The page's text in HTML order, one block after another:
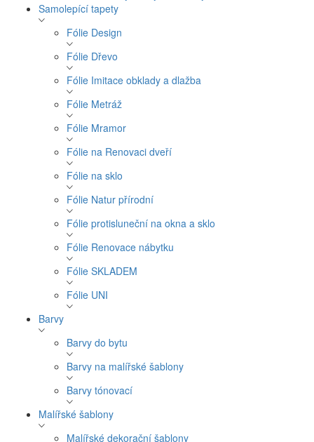
Samolepící tapety
Fólie Design
Fólie Dřevo
Fólie Imitace obklady a dlažba
Fólie Metráž
Fólie Mramor
Fólie na Renovaci dveří
Fólie na sklo
Fólie Natur přírodní
Fólie protisluneční na okna a sklo
Fólie Renovace nábytku
Fólie SKLADEM
Fólie UNI
Barvy
Barvy do bytu
Barvy na malířské šablony
Barvy tónovací
Malířské šablony
Malířské dekorační šablony